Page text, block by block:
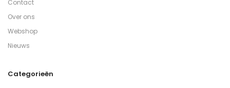
Contact
Over ons
Webshop
Nieuws
Categorieën